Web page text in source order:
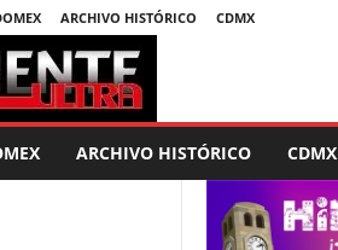
ARCHIVO HISTÓRICO CDMX
ARCHIVO HISTÓRICO CDMX